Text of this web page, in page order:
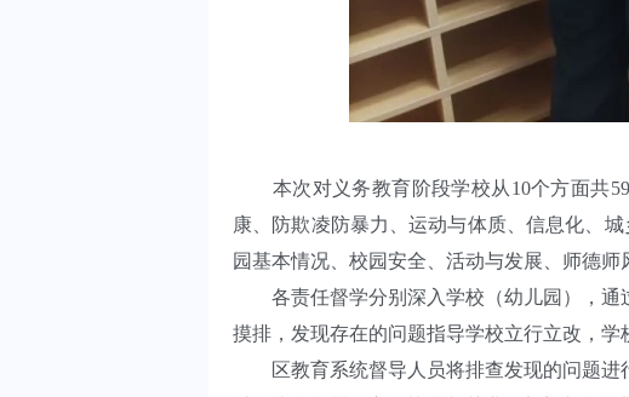
本次对义务教育阶段学校从10个方面共59
康、防欺凌防暴力、运动与体质、信息化、
园基本情况、校园安全、活动与发展、师德师
各责任督学分别深入学校（幼儿园），通
摸排，发现存在的问题指导学校立行立改，学
区教育系统督导人员将排查发现的问题进